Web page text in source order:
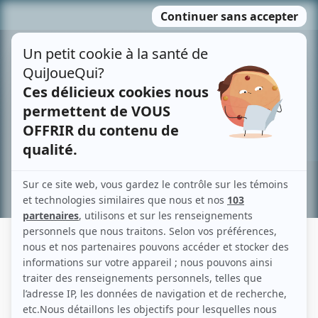
MENU
contenu
Recherche avancée »
MARC HÉBERT
Liens
Fiche de Marc Hébert sur Showbizz.net